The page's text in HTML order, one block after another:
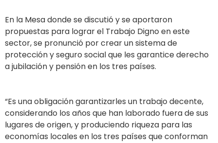
En la Mesa donde se discutió y se aportaron
propuestas para lograr el Trabajo Digno en este
sector, se pronunció por crear un sistema de
protección y seguro social que les garantice derecho
a jubilación y pensión en los tres países.
“Es una obligación garantizarles un trabajo decente,
considerando los años que han laborado fuera de sus
lugares de origen, y produciendo riqueza para las
economías locales en los tres países que conforman